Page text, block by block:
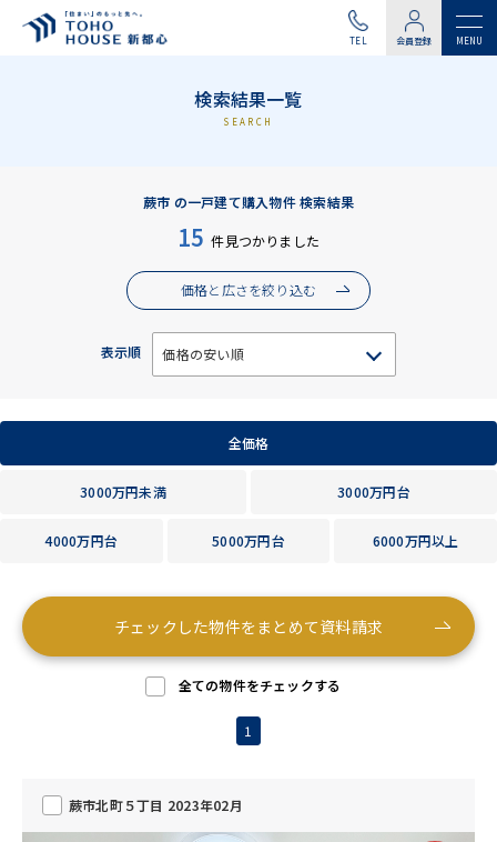
TEL 会員登録
検索結果一覧
SEARCH
蕨市 の一戸建て購入物件 検索結果
15 件見つかりました
価格と広さを絞り込む
表示順
全価格
3000万円未満 3000万円台
4000万円台 5000万円台 6000万円以上
チェックした物件をまとめて資料請求
全ての物件をチェックする
1
蕨市北町５丁目 2023年02月